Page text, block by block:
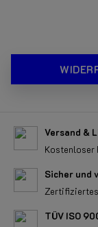
Versand &
Kostenloser
Sicher und
TÜV ISO